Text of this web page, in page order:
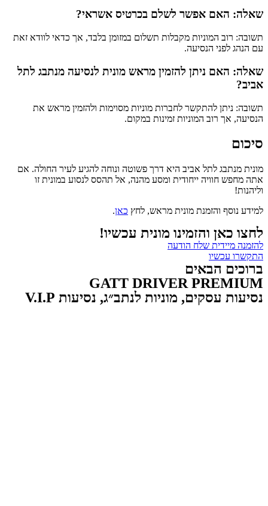
שאלה: האם אפשר לשלם בכרטיס אשראי?
תשובה: רוב המוניות מקבלות תשלום במזומן בלבד, אך כדאי לוודא זאת
עם הנהג לפני הנסיעה.
שאלה: האם ניתן להזמין מראש מונית לנסיעה מנתבג לתל
אביב?
תשובה: ניתן להתקשר לחברות מוניות מסוימות ולהזמין מראש את
הנסיעה, אך רוב המוניות זמינות במקום.
סיכום
מונית מנתבג לתל אביב היא דרך פשוטה ונוחה להגיע לעיר החולה. אם
אתה מחפש חוויה ייחודית ומסע מהנה, אל תהסס לנסוע במונית זו
וליהנות!
למידע נוסף והזמנת מונית מראש, לחץ כאן.
לחצו כאן והזמינו מונית עכשיו!
להזמנה מיידית שלח הודעה
התקשרו עכשיו
ברוכים הבאים
GATT DRIVER PREMIUM
נסיעות עסקים, מוניות לנתב״ג, נסיעות V.I.P